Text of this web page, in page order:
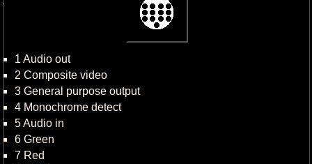
1 Audio out
2 Composite video
3 General purpose output
4 Monochrome detect
5 Audio in
6 Green
7 Red